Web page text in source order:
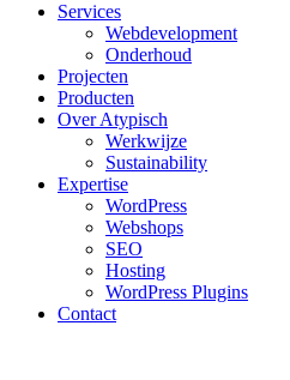
Services
Webdevelopment
Onderhoud
Projecten
Producten
Over Atypisch
Werkwijze
Sustainability
Expertise
WordPress
Webshops
SEO
Hosting
WordPress Plugins
Contact